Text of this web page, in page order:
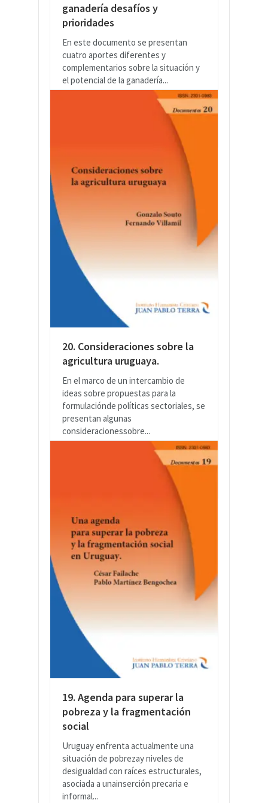
ganadería desafíos y
prioridades
En este documento se presentan
cuatro aportes diferentes y
complementarios sobre la situación y
el potencial de la ganadería...
20. Consideraciones sobre la
agricultura uruguaya.
En el marco de un intercambio de
ideas sobre propuestas para la
formulaciónde políticas sectoriales, se
presentan algunas
consideracionessobre...
19. Agenda para superar la
pobreza y la fragmentación
social
Uruguay enfrenta actualmente una
situación de pobrezay niveles de
desigualdad con raíces estructurales,
asociada a unainserción precaria e
informal...